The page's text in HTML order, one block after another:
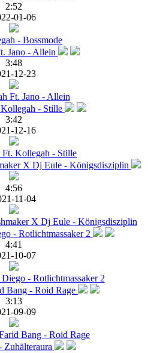
2:52
01-06
- Bossmode
3:48
12-23
Ft. Jano - Allein
3:42
12-16
Ft. Kollegah - Stille
4:56
11-04
X Dj Eule - Königsdisziplin
4:41
10-07
- Rotlichtmassaker 2
3:13
09-09
Bang - Roid Rage